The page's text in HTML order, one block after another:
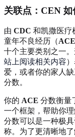
关联点： CEN 如
由 CDC 和凯撒医疗
童年不良经历（ACE
十个主要类别之一
站上阅读相关内容
爱，或者你的家人
分数。
你的 ACE 分数衡量
一个框架，帮助你
分数可以是一种极
称。为了更清晰地